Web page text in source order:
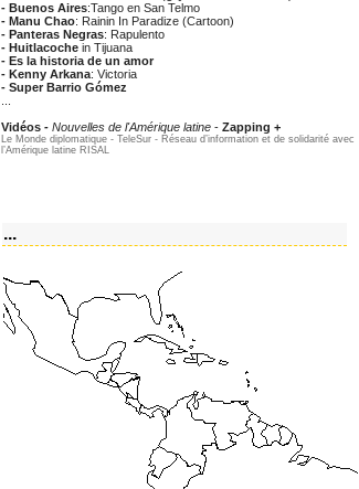
- Buenos Aires:Tango en San Telmo
- Manu Chao: Rainin In Paradize (Cartoon)
- Panteras Negras: Rapulento
- Huitlacoche in Tijuana
- Es la historia de un amor
- Kenny Arkana: Victoria
- Super Barrio Gómez
Vidéos - Nouvelles de l'Amérique latine - Zapping +
Le Monde diplomatique - TeleSur - Réseau d’information et de solidarité avec
l’Amérique latine RISAL
...